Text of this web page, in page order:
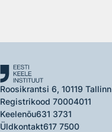
Roosikrantsi 6, 10119 Tallinn
Registrikood 70004011
Keelenõu631 3731
Üldkontakt617 7500